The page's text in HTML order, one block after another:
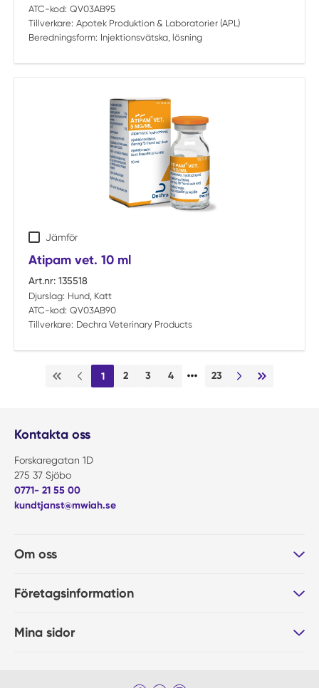
ATC-kod: QV03AB95
Tillverkare: Apotek Produktion & Laboratorier (APL)
Beredningsform: Injektionsvätska, lösning
Jämför
Atipam vet. 10 ml
Art.nr: 135518
Djurslag: Hund, Katt
ATC-kod: QV03AB90
Tillverkare: Dechra Veterinary Products
Första sidan
Föregående sida
1 2 3 4 … 23
Nästa sidaSista sidan
Kontakta oss
Forskaregatan 1D
275 37 Sjöbo
0771- 21 55 00
kundtjanst@mwiah.se
Om oss
Företagsinformation
Mina sidor